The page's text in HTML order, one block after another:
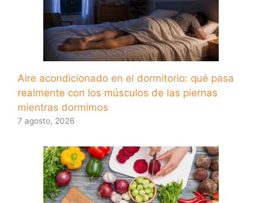
Aire acondicionado en el dormitorio: qué pasa
realmente con los músculos de las piernas
mientras dormimos
7 agosto, 2026